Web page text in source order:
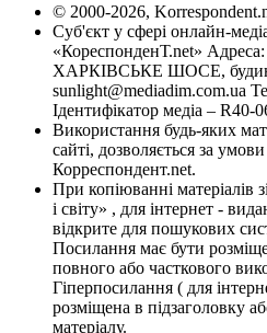
© 2000-2026,
Суб'єкт у сфері онлайн-
«КореспонденТ.net»
ХАРКІВСЬКЕ ШОСЕ,
sunlight@mediadim.com.ua
Ідентифікатор медіа – R40-
Використання будь-яких
сайті, дозволяється за
Корреспондент.net.
При копіюванні матеріалів
і світу» , для інтернет -
відкрите для пошукових
Посилання має бути
повного або часткового
Гіперпосилання ( для
розміщена в підзаголовку
матеріалу.